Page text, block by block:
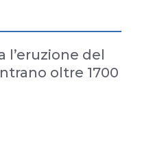
l’eruzione del
oltre 1700